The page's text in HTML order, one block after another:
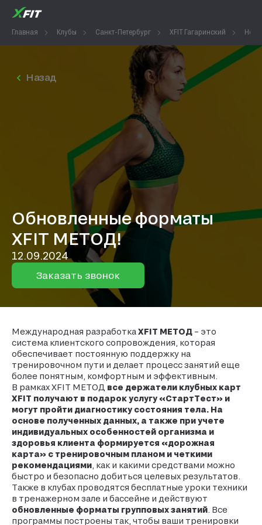
Главная Клубы Санкт-Петербург XFIT Гагаринский
Назад
Обновленные форматы
XFIT МЕТОД!
12.09.2024
Заказать звонок
Международная разработкаXFIT МЕТОД – это
система клиентского сопровождения, которая
обеспечивает постоянную поддержку на
тренировочном пути и делает процесс занятий еще
более понятным, комфортным и эффективным.
В рамках XFIT МЕТОД все держатели клубных карт
XFIT получают в подарок услугу «СтартТест» и
могут пройти диагностику состояния тела. На
основе полученных данных, а также при учете
индивидуальных особенностей организма и
здоровья клиента формируется «дорожная
карта» с тренировочным планом и четкими
рекомендациями , как и какими средствами можно
быстро и безопасно добиться целевых результатов.
Также в клубах проводятся бесплатные уроки техники
в тренажерном зале и бассейне и действуют
обновленные форматы групповых занятий . Все
программы построены так, чтобы ваши тренировки